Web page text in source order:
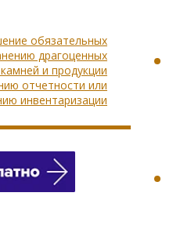
обязательных
драгоценных
и продукции
отчетности или
инвентаризации